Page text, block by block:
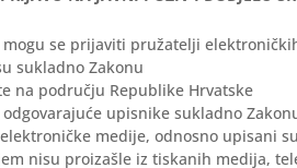
mogu se prijaviti pružatelji
sukladno Zakonu
na području Republike Hrvatske
upisnike sukladno
medije, odnosno upisani
nisu proizašle iz tiskanih medija,